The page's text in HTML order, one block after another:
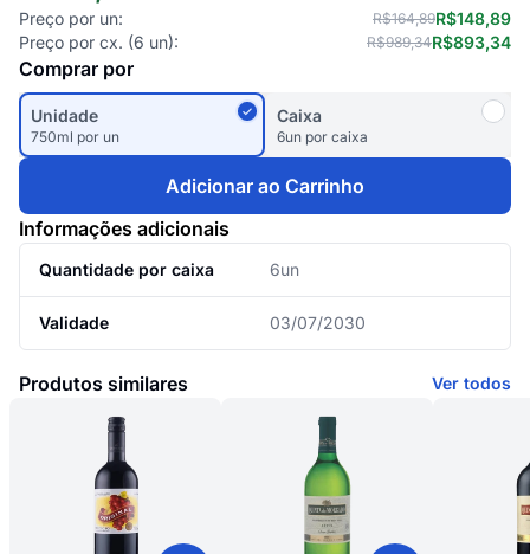
Informações adicionais
Quantidade por caixa 6un
Validade 03/07/2030
Preço por un: R$164,89R$148,89
Preço por cx. (6 un): R$989,34R$893,34
Comprar por
Unidade
750ml por un
Caixa
6un por caixa
Adicionar ao Carrinho
Produtos similares Ver todos